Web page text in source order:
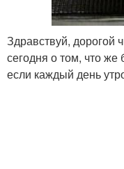
Здравствуй, дорогой
сегодня о том, что же
если каждый день